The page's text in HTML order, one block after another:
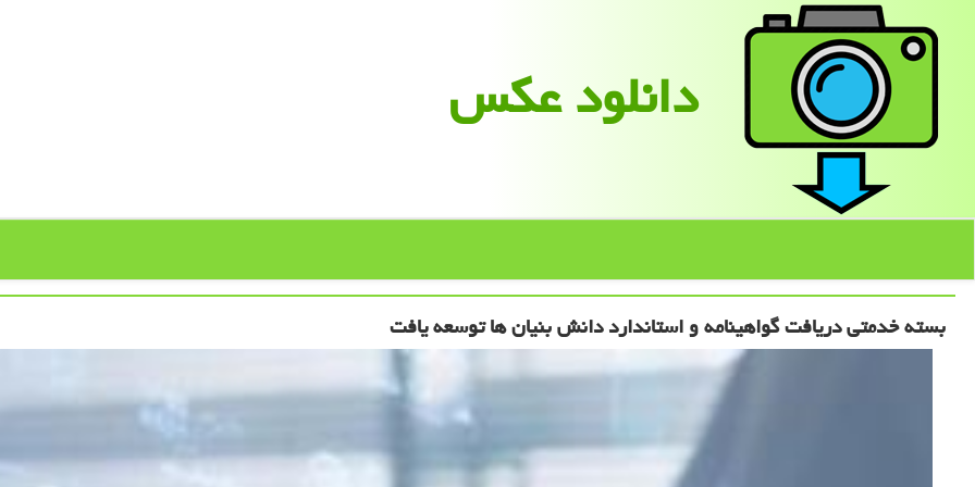
دانلود عكس
بسته خدمتی دریافت گواهینامه و استاندارد دانش بنیان ها توسعه یافت